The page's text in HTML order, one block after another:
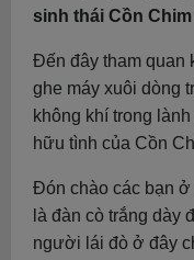
sinh thái Cồn
Đến đây tham quan
ghe máy xuôi dòng
không khí trong
hữu tình của Cồn
Đón chào các bạn
là đàn cò trắng dày
người lái đò ở đây